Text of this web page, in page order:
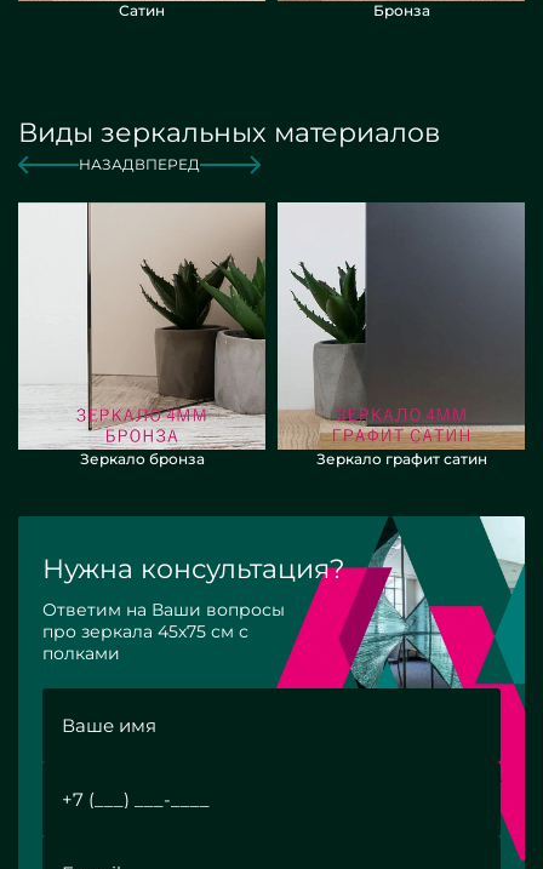
Сатин Бронза
Виды зеркальных материалов
НАЗАДВПЕРЕД
Зеркало бронза Зеркало графит сатин
Нужна консультация?
Ответим на Ваши вопросы
про зеркала 45х75 см с
полками